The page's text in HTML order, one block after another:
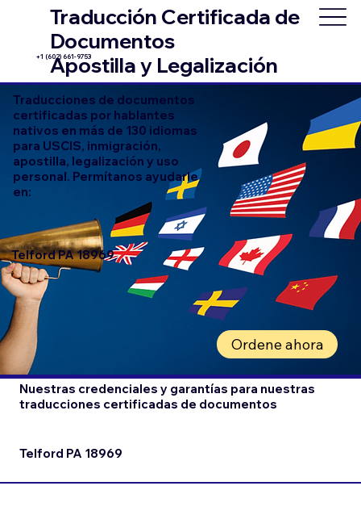
Traducción Certificada de
Documentos
Apostilla y Legalización
+1 (602) 661-9753
Traducciones de documentos
certificadas por hablantes
nativos en más de 130 idiomas
para USCIS, inmigración,
apostilla, legalización y uso
personal. Permítanos ayudarle
en:
Telford PA 18969
Ordene ahora
Nuestras credenciales y garantías para nuestras
traducciones certificadas de documentos
Telford PA 18969